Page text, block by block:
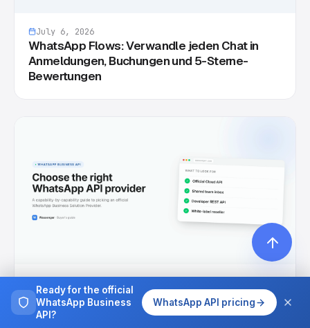
July 6, 2026
WhatsApp Flows: Verwandle jeden Chat in
Anmeldungen, Buchungen und 5-Sterne-
Bewertungen
July 3, 2026
Der beste WhatsApp Business API Anbieter
2026: So wählen Sie richtig (ohne zu viel zu
Ready for the official
WhatsApp Business
API?
WhatsApp API pricing